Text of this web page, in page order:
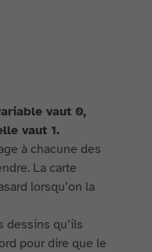
vaut 0,
vaut 1.
à chacune des
La carte
lorsqu’on la
dessins qu’ils
pour dire que le